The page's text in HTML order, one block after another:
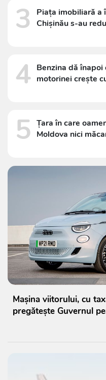
3
Piața imobiliară a
Chișinău s-au
4 Benzina dă
motorinei crește
5 Țara în care
Moldova nici
Mașina viitorului, cu
pregătește Guvernul